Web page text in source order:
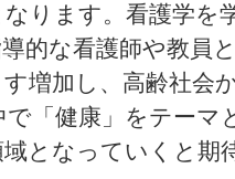
ります。看護学を
的な看護師や教員
増加し、高齢社会
「健康」をテーマ
となっていくと期